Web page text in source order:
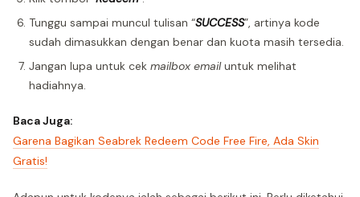
Tunggu sampai muncul tulisan “SUCCESS”, artinya kode
sudah dimasukkan dengan benar dan kuota masih tersedia.
Jangan lupa untuk cek mailbox emailuntuk melihat
hadiahnya.
Baca Juga:
Garena Bagikan Seabrek Redeem Code Free Fire, Ada Skin
Gratis!